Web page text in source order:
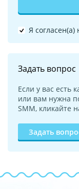
Я согласен(а)
Задать вопрос
Если у вас есть
или вам нужна
SMM, кликайте
Задать